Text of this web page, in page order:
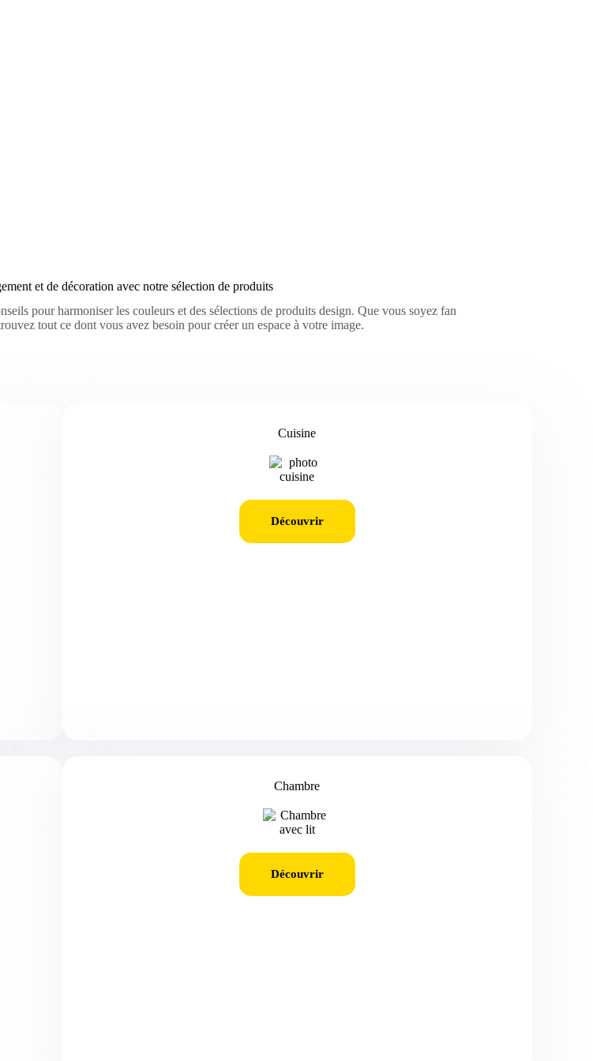
et de décoration avec notre sélection de produits
pour harmoniser les couleurs et des sélections de produits design. Que vous soyez fan
tout ce dont vous avez besoin pour créer un espace à votre image.
Cuisine
Découvrir
Chambre
Découvrir